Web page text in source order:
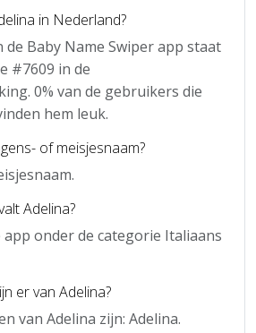
in Nederland?
de Baby Name Swiper app staat
#7609 in de
0% van de gebruikers die
hem leuk.
of meisjesnaam?
Adelina?
app onder de categorie Italiaans
er van Adelina?
van Adelina zijn: Adelina.